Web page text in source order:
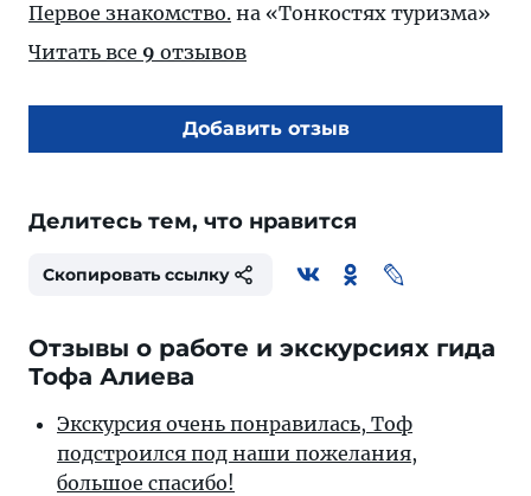
Первое знакомство. на «Тонкостях туризма»
Читать все 9 отзывов
Добавить отзыв
Делитесь тем, что нравится
Скопировать ссылку
Отзывы о работе и экскурсиях гида
Тофа Алиева
Экскурсия очень понравилась, Тоф
подстроился под наши пожелания,
большое спасибо!